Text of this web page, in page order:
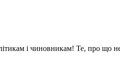
і чиновникам! Те, про